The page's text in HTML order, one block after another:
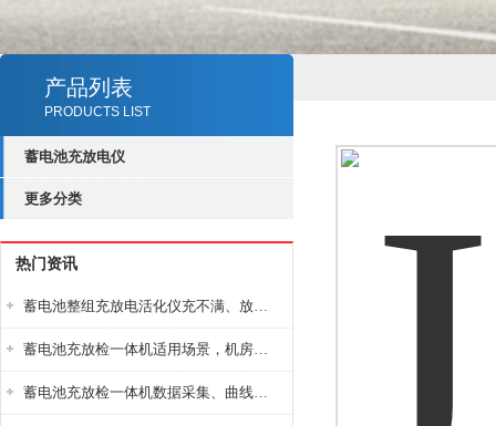
产品列表
PRODUCTS LIST
蓄电池充放电仪
更多分类
热门资讯
蓄电池整组充放电活化仪充不满、放不完怎么办？
蓄电池充放检一体机适用场景，机房基站变电站铅酸蓄电池维护检测应用
蓄电池充放检一体机数据采集、曲线分析与电池健康状态智能评估功能详解